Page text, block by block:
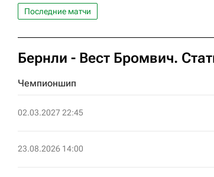
Последние матчи
Бернли - Вест Бромвич.
Чемпионшип
02.03.2027 22:45
23.08.2026 14:00